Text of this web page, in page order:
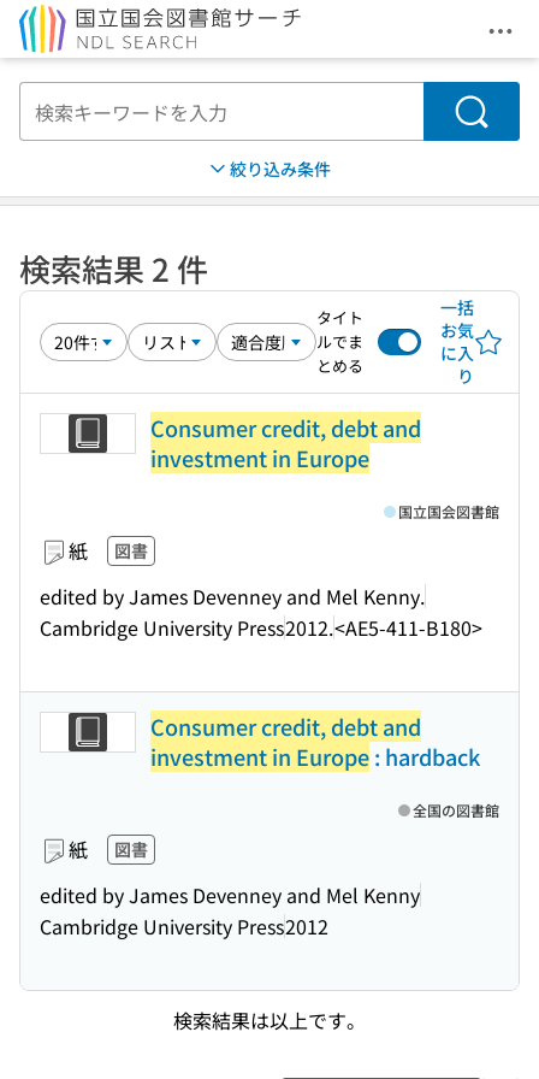
メ
検索
絞り込み条件
検索結果 2 件
タイト
ルでま
とめる
一括
お気
に入
り
Consumer credit, debt and
investment in Europe
紙 図書
edited by James Devenney and Mel Kenny.
Cambridge University Press2012.<AE5-411-B180>
国立国会図書館
Consumer credit, debt and
investment in Europe: hardback
紙 図書
edited by James Devenney and Mel Kenny
Cambridge University Press2012
全国の図書館
検索結果は以上です。